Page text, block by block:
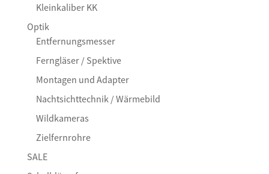
Kleinkaliber KK
Optik
Entfernungsmesser
Ferngläser / Spektive
Montagen und Adapter
Nachtsichttechnik / Wärmebild
Wildkameras
Zielfernrohre
SALE